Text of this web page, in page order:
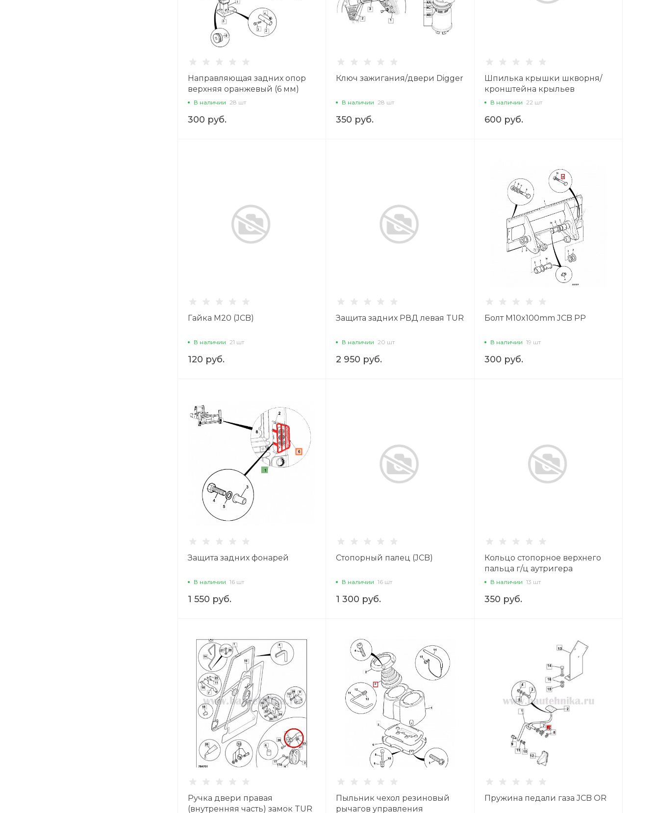
Направляющая задних опор
верхняя оранжевый (6 мм)
Digger
В наличии 28 шт
300 руб.
Ключ зажигания/двери Digger
В наличии 28 шт
350 руб.
Шпилька крышки шкворня/
кронштейна крыльев
(двусторонняя) M12x78x35x35
В наличии 22 шт
600 руб.
Гайка М20 (JCB)
В наличии 21 шт
120 руб.
Защита задних РВД левая TUR
В наличии 20 шт
2 950 руб.
Болт M10x100mm JCB PP
В наличии 19 шт
300 руб.
Защита задних фонарей
В наличии 16 шт
1 550 руб.
Стопорный палец (JCB)
В наличии 16 шт
1 300 руб.
Кольцо стопорное верхнего
пальца г/ц аутригера
В наличии 13 шт
350 руб.
Ручка двери правая
(внутренняя часть) замок TUR
Пыльник чехол резиновый
рычагов управления
Пружина педали газа JCB OR